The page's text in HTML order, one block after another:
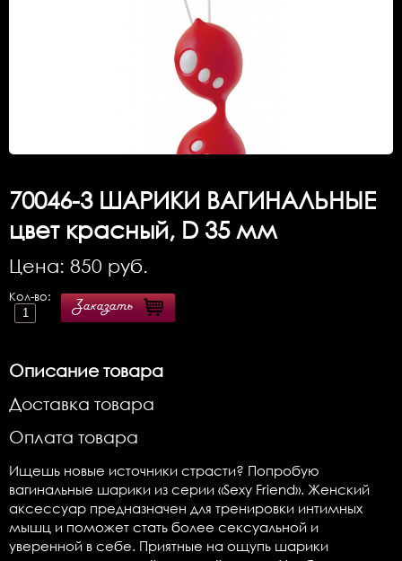
70046-3ШАРИКИ ВАГИНАЛЬНЫЕ
цвет красный, D 35 мм
Цена: 850 руб.
Кол-во:
Заказать
Описание товара
Доставка товара
Оплата товара
Ищешь новые источники страсти? Попробую
вагинальные шарики из серии «Sexy Friend». Женский
аксессуар предназначен для тренировки интимных
мышц и поможет стать более сексуальной и
уверенной в себе. Приятные на ощупь шарики